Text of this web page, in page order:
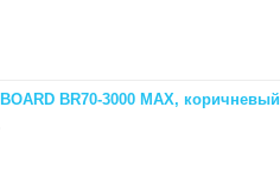
BR70-3000 MAX, коричневый